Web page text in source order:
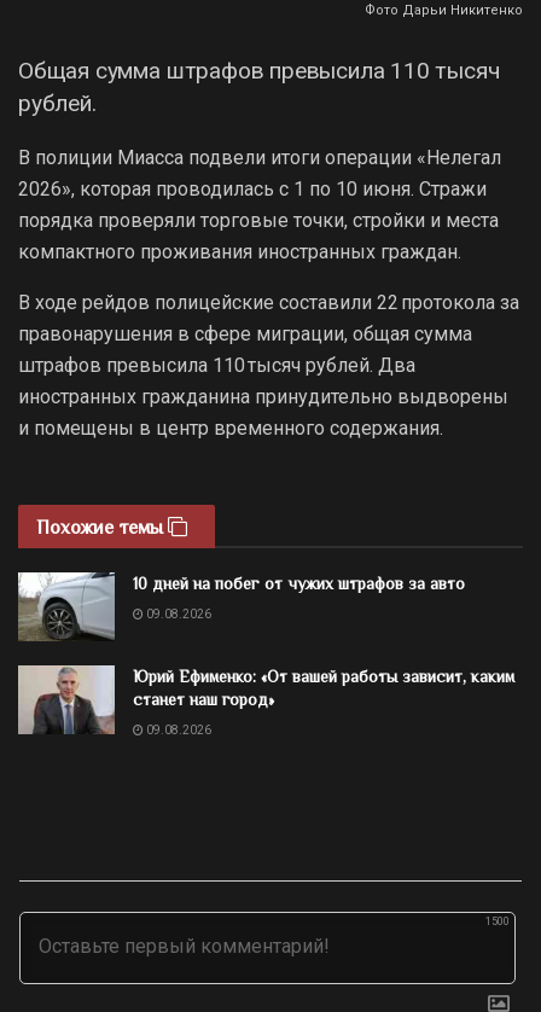
Фото Дарьи Никитенко
Общая сумма штрафов превысила 110 тысяч
рублей.
В полиции Миасса подвели итоги операции «Нелегал
2026», которая проводилась с 1 по 10 июня. Стражи
порядка проверяли торговые точки, стройки и места
компактного проживания иностранных граждан.
В ходе рейдов полицейские составили 22 протокола за
правонарушения в сфере миграции, общая сумма
штрафов превысила 110 тысяч рублей. Два
иностранных гражданина принудительно выдворены
и помещены в центр временного содержания.
Похожие темы
10 дней на побег от чужих штрафов за авто
09.08.2026
Юрий Ефименко: «От вашей работы зависит, каким
станет наш город»
09.08.2026
1500